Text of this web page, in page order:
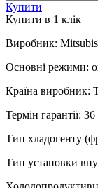
Купити
Купити в 1 клiк
Виробник:
Основні режими:
Країна виробник:
Термін гарантії: 36
Тип хладогенту
Тип установки